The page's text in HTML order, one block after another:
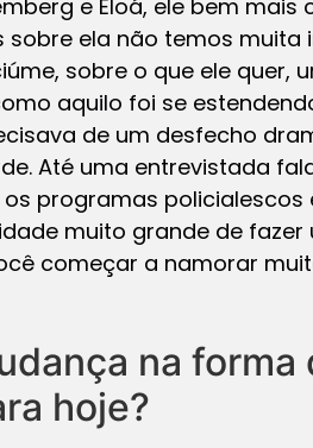
e Eloá, ele bem
ela não temos
sobre o que ele
aquilo foi se
de um desfecho
Até uma entrevistada
programas
muito grande de
começar a namorar
na
hoje?